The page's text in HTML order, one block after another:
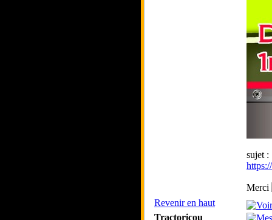
sujet :
Merci
Revenir en haut
Tractoricou